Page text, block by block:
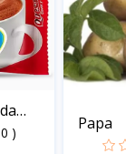
) Papa